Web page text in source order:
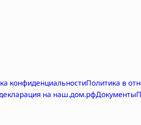
конфиденциальностиПолитика в
на наш.дом.рфДокументы